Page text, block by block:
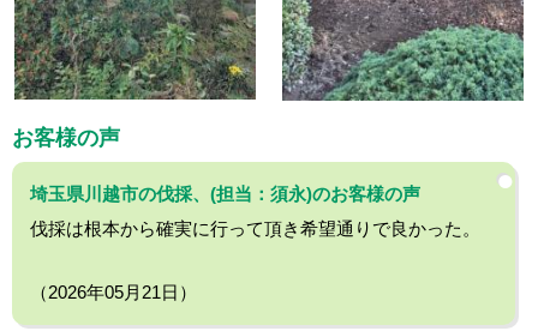
お客様の声
埼玉県川越市の伐採、(担当：須永)のお客様の声
伐採は根本から確実に行って頂き希望通りで良かった。
（2026年05月21日）